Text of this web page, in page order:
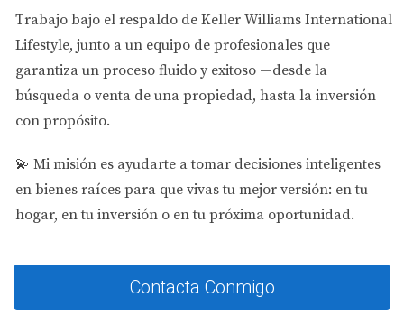
inversores interesados en establecerse en Doral. Un
ejemplo claro es la extensión de la carretera que conecta
Doral con importantes autopistas cercanas; esto no solo
reducirá los tiempos de viaje, sino que también
incrementará el interés por propiedades residenciales y
Impacto en el Sector Inmobiliario
Valores de Propiedades
Con cada nuevo proyecto de infraestructura vial que se
concreta, hay un efecto directo sobre los valores de las
propiedades. Históricamente, las áreas que experimentan
Trabajo bajo el respaldo de Keller Williams International
Lifestyle, junto a un equipo de profesionales que
garantiza un proceso fluido y exitoso —desde la
búsqueda o venta de una propiedad, hasta la inversión
con propósito.
💫 Mi misión es ayudarte a tomar decisiones inteligentes
en bienes raíces para que vivas tu mejor versión: en tu
hogar, en tu inversión o en tu próxima oportunidad.
Contacta Conmigo